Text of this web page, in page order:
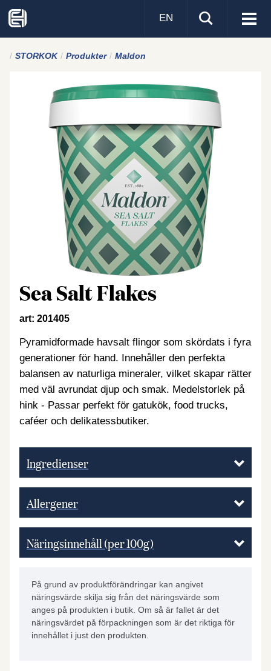
Visa
EN
STORKOK Produkter Maldon
Sea Salt Flakes
art: 201405
Pyramidformade havsalt flingor som skördats i fyra
generationer för hand. Innehåller den perfekta
balansen av naturliga mineraler, vilket skapar rätter
med väl avrundat djup och smak. Medelstorlek på
hink​ - Passar perfekt för gatukök, food trucks,
caféer och delikatessbutiker.
Ingredienser
Allergener
Näringsinnehåll (per 100g)
På grund av produktförändringar kan angivet
näringsvärde skilja sig från det näringsvärde som
anges på produkten i butik. Om så är fallet är det
näringsvärdet på förpackningen som är det riktiga för
innehållet i just den produkten.